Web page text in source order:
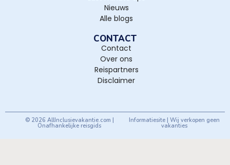
Nieuws
Alle blogs
CONTACT
Contact
Over ons
Reispartners
Disclaimer
© 2026 AllInclusievakantie.com |
Onafhankelijke reisgids
Informatiesite | Wij verkopen geen
vakanties